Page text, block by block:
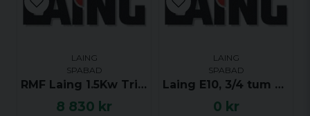
LAING
SPABAD
RMF Laing 1.5Kw Triple Bend Heater - Värmare med sensorer - 73792
8 830 kr
LAING
SPABAD
Laing E10, 3/4 tum gängad anslutning, special för Dimension One - UTGÅTT
0 kr
Skicka fråga